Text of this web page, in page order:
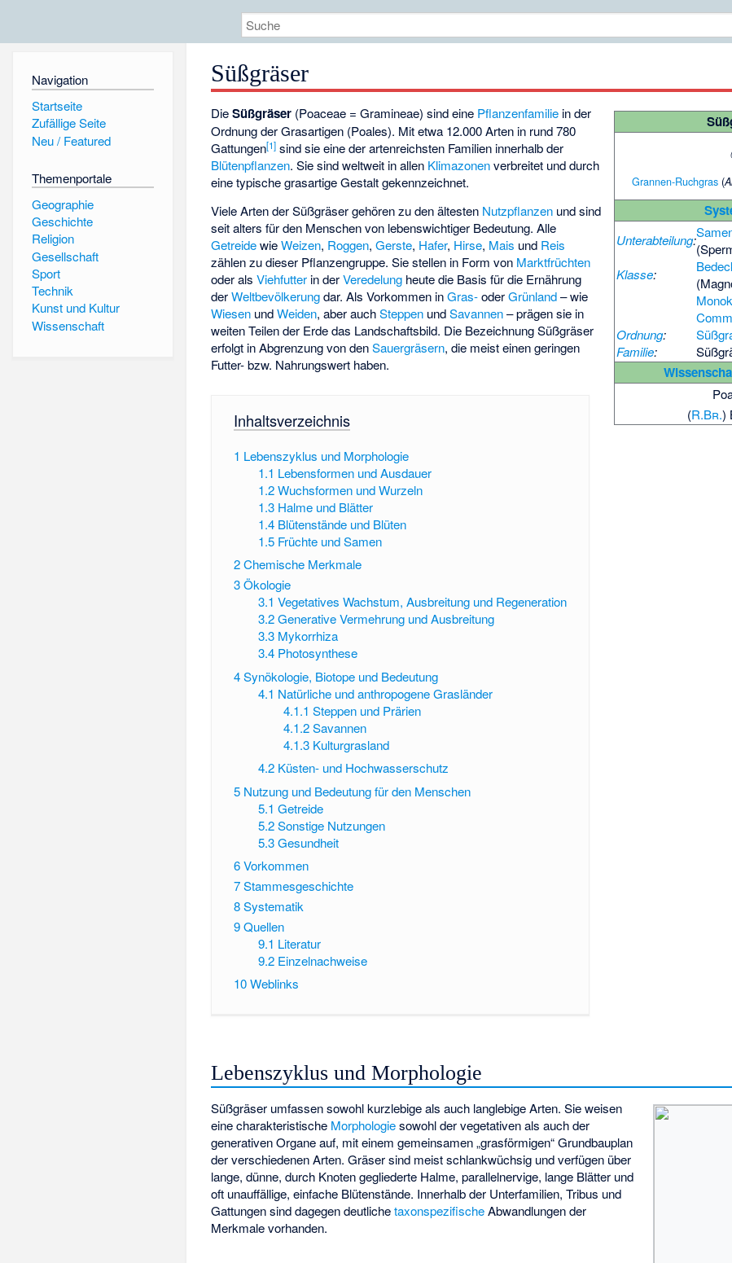
Navigation
Startseite
Zufällige Seite
Neu / Featured
Themenportale
Geographie
Geschichte
Religion
Gesellschaft
Sport
Technik
Kunst und Kultur
Wissenschaft
Süßgräser
Grannen-Ruchgras(
Unterabteilung:
Klasse:
Ordnung:
Familie:
(R.Br.)
DieSüßgräser (Poaceae = Gramineae) sind eine Pflanzenfamilie in der
Ordnung derGrasartigen (Poales). Mit etwa 12.000 Arten in rund 780
Gattungen[1] sind sie eine der artenreichsten Familien innerhalb der
Blütenpflanzen. Sie sind weltweit in allen Klimazonenverbreitet und durch
eine typische grasartige Gestalt gekennzeichnet.
Viele Arten der Süßgräser gehören zu den ältesten Nutzpflanzen und sind
seit alters für den Menschen von lebenswichtiger Bedeutung. Alle
GetreidewieWeizen, Roggen,Gerste, Hafer, Hirse, Mais und Reis
zählen zu dieser Pflanzengruppe. Sie stellen in Form von Marktfrüchten
oder alsViehfutter in derVeredelung heute die Basis für die Ernährung
derWeltbevölkerungdar. Als Vorkommen inGras-oderGrünland– wie
Wiesen undWeiden, aber auchSteppen undSavannen– prägen sie in
weiten Teilen der Erde das Landschaftsbild. Die Bezeichnung Süßgräser
erfolgt in Abgrenzung von denSauergräsern, die meist einen geringen
Futter- bzw. Nahrungswert haben.
Inhaltsverzeichnis
1 Lebenszyklus und Morphologie
1.1 Lebensformen und Ausdauer
1.2 Wuchsformen und Wurzeln
1.3 Halme und Blätter
1.4 Blütenstände und Blüten
1.5 Früchte und Samen
2Chemische Merkmale
3Ökologie
3.1 Vegetatives Wachstum, Ausbreitung und Regeneration
3.2 Generative Vermehrung und Ausbreitung
3.3 Mykorrhiza
3.4 Photosynthese
4Synökologie, Biotope und Bedeutung
4.1 Natürliche und anthropogene Grasländer
4.1.1 Steppen und Prärien
4.1.2 Savannen
4.1.3 Kulturgrasland
4.2 Küsten- und Hochwasserschutz
5 Nutzung und Bedeutung für den Menschen
5.1 Getreide
5.2 Sonstige Nutzungen
5.3 Gesundheit
6Vorkommen
7Stammesgeschichte
8Systematik
9Quellen
9.1 Literatur
9.2 Einzelnachweise
10Weblinks
Lebenszyklus und Morphologie
Süßgräser umfassen sowohl kurzlebige als auch langlebige Arten. Sie weisen
eine charakteristische Morphologiesowohl der vegetativen als auch der
generativen Organe auf, mit einem gemeinsamen „grasförmigen“ Grundbauplan
der verschiedenen Arten. Gräser sind meist schlankwüchsig und verfügen über
lange, dünne, durch Knoten gegliederte Halme, parallelnervige, lange Blätter und
oft unauffällige, einfache Blütenstände. Innerhalb der Unterfamilien, Tribus und
Gattungen sind dagegen deutlichetaxonspezifischeAbwandlungen der
Merkmale vorhanden.